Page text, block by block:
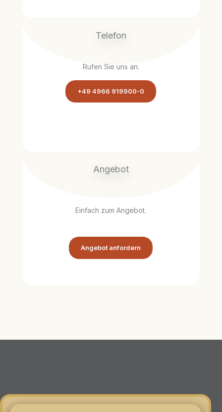
Telefon
Rufen Sie uns an.
+49 4966 919900-0
Angebot
Einfach zum Angebot.
Angebot anfordern